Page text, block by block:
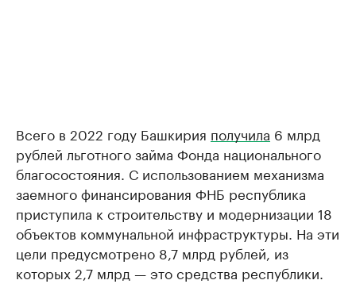
Всего в 2022 году Башкирия получила 6 млрд
рублей льготного займа Фонда национального
благосостояния. С использованием механизма
заемного финансирования ФНБ республика
приступила к строительству и модернизации 18
объектов коммунальной инфраструктуры. На эти
цели предусмотрено 8,7 млрд рублей, из
которых 2,7 млрд — это средства республики.